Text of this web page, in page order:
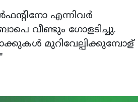
എന്നിവർ
വീണ്ടും ഗോളടിച്ചു.
മുറിവേല്പിക്കുമ്പോള്